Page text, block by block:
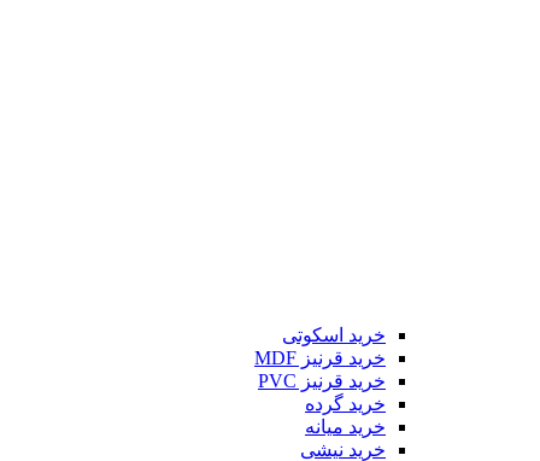
خرید اسکوتی
خرید قرنیز MDF
خرید قرنیز PVC
خرید گرده
خرید میانه
خرید نیشی